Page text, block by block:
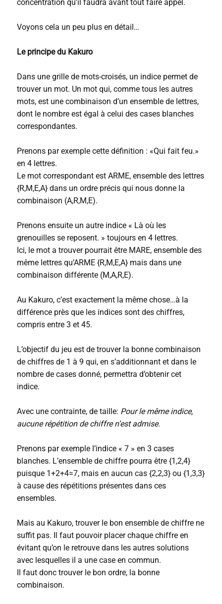
concentration qu’il faudra avant tout faire appel.
Voyons cela un peu plus en détail…
Le principe du Kakuro
Dans une grille de mots-croisés, un indice permet de
trouver un mot. Un mot qui, comme tous les autres
mots, est une combinaison d’un ensemble de lettres,
dont le nombre est égal à celui des cases blanches
correspondantes.
Prenons par exemple cette définition : «Qui fait feu.»
en 4 lettres.
Le mot correspondant est ARME, ensemble des lettres
{R,M,E,A} dans un ordre précis qui nous donne la
combinaison (A,R,M,E).
Prenons ensuite un autre indice « Là où les
grenouilles se reposent. » toujours en 4 lettres.
Ici, le mot a trouver pourrait être MARE, ensemble des
même lettres qu’ARME {R,M,E,A} mais dans une
combinaison différente (M,A,R,E).
Au Kakuro, c’est exactement la même chose…à la
différence près que les indices sont des chiffres,
compris entre 3 et 45.
L’objectif du jeu est de trouver la bonne combinaison
de chiffres de 1 à 9 qui, en s’additionnant et dans le
nombre de cases donné, permettra d’obtenir cet
indice.
Avec une contrainte, de taille: Pour le même indice,
aucune répétition de chiffre n’est admise.
Prenons par exemple l’indice « 7 » en 3 cases
blanches. L’ensemble de chiffre pourra être {1,2,4}
puisque 1+2+4=7, mais en aucun cas {2,2,3} ou {1,3,3}
à cause des répétitions présentes dans ces
ensembles.
Mais au Kakuro, trouver le bon ensemble de chiffre ne
suffit pas. Il faut pouvoir placer chaque chiffre en
évitant qu’on le retrouve dans les autres solutions
avec lesquelles il a une case en commun.
Il faut donc trouver le bon ordre, la bonne
combinaison.